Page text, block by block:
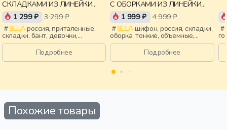
СКЛАДКАМИ ИЗ ЛИНЕЙКИ
YOUNG1 299 ₽ 3 299 ₽
SELAроссия, приталенные,
складки, бант, девочки,
старшеклассники, дети
Подробнее
С ОБОРКАМИ ИЗ ЛИНЕЙКИ
YOUNG1 999 ₽ 4 999 ₽
SELAшифон, россия, складки,
оборка, тонкие, объемные,
девочки, старшеклассники,
Подробнее
Похожие товары